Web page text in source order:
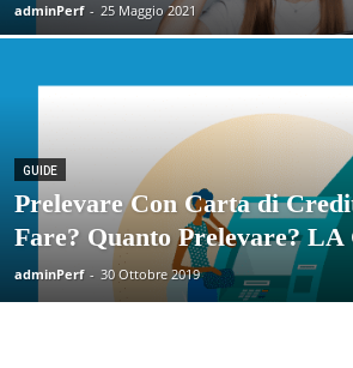
adminPerf - 25 Maggio 2021
GUIDE
Prelevare Con Carta di
Fare? Quanto Prelevare?
adminPerf - 30 Ottobre 2019